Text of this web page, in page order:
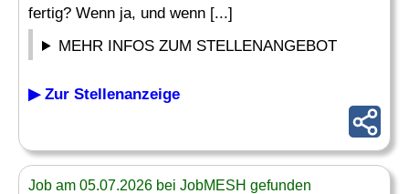
fertig? Wenn ja, und wenn [...]
MEHR INFOS ZUM STELLENANGEBOT
▶ Zur Stellenanzeige
Job am 05.07.2026 bei JobMESH gefunden